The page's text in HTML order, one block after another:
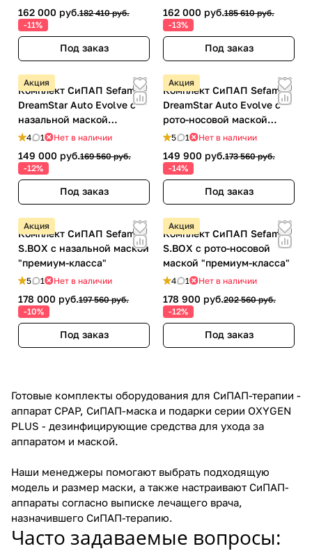
162 000 руб.182 410 руб.
-11%
Под заказ
162 000 руб.185 610 руб.
-13%
Под заказ
Акция
Комплект СиПАП Sefam
DreamStar Auto Evolve с
назальной маской
"премиум-класса"
4 1 Нет в наличии
149 000 руб.169 560 руб.
-12%
Под заказ
Акция
Комплект СиПАП Sefam
DreamStar Auto Evolve с
рото-носовой маской
"премиум-класса"
5 1 Нет в наличии
149 900 руб.173 560 руб.
-14%
Под заказ
Акция
Комплект СиПАП Sefam
S.BOX с назальной маской
"премиум-класса"
5 1 Нет в наличии
178 000 руб.197 560 руб.
-10%
Под заказ
Акция
Комплект СиПАП Sefam
S.BOX с рото-носовой
маской "премиум-класса"
4 1 Нет в наличии
178 900 руб.202 560 руб.
-12%
Под заказ
Готовые комплекты оборудования для СиПАП-терапии -
аппарат CPAP, СиПАП-маска и подарки серии OXYGEN
PLUS - дезинфицирующие средства для ухода за
аппаратом и маской.
Наши менеджеры помогают выбрать подходящую
модель и размер маски, а также настраивают СиПАП-
аппараты согласно выписке лечащего врача,
назначившего СиПАП-терапию.
Часто задаваемые вопросы: